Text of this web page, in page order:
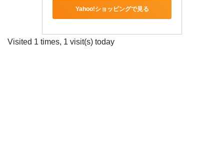
Yahoo!ショッピングで見る
Visited 1 times, 1 visit(s) today